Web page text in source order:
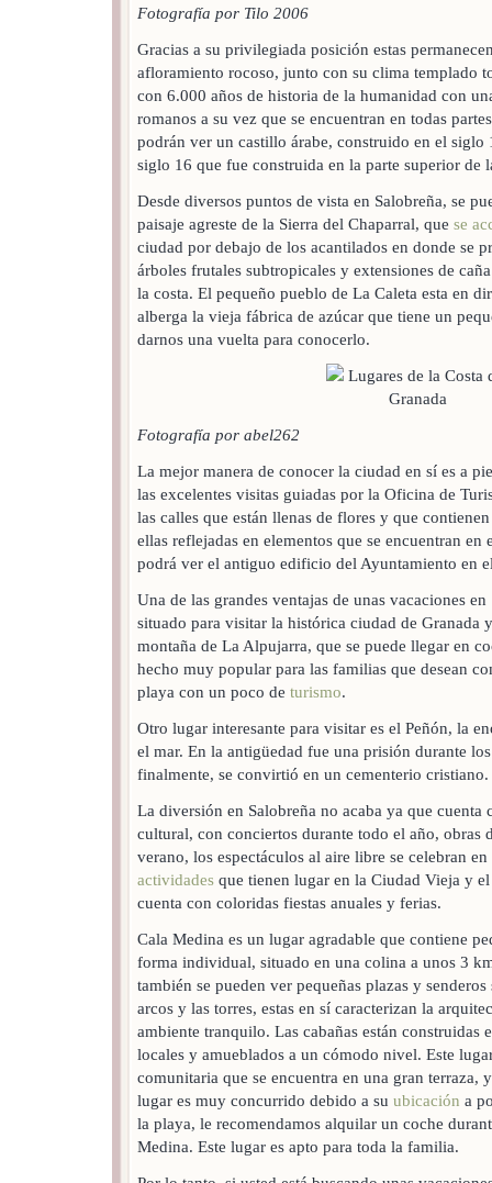
Fotografía por Tilo 2006
Gracias a su privilegiada posición estas
afloramiento rocoso, junto con su clima templado
con 6.000 años de historia de la humanidad con
romanos a su vez que se encuentran en todas
podrán ver un castillo árabe, construido en el
siglo 16 que fue construida en la parte superior de
Desde diversos puntos de vista en Salobreña, se
paisaje agreste de la Sierra del Chaparral, que se
ciudad por debajo de los acantilados en donde se
árboles frutales subtropicales y extensiones de
la costa. El pequeño pueblo de La Caleta esta en
alberga la vieja fábrica de azúcar que tiene un
darnos una vuelta para conocerlo.
Fotografía por abel262
La mejor manera de conocer la ciudad en sí es a
las excelentes visitas guiadas por la Oficina de
las calles que están llenas de flores y que
ellas reflejadas en elementos que se encuentran en
podrá ver el antiguo edificio del Ayuntamiento en
Una de las grandes ventajas de unas vacaciones
situado para visitar la histórica ciudad de Granada
montaña de La Alpujarra, que se puede llegar en
hecho muy popular para las familias que desean
playa con un poco de turismo.
Otro lugar interesante para visitar es el Peñón, la
el mar. En la antigüedad fue una prisión durante
finalmente, se convirtió en un cementerio cristiano.
La diversión en Salobreña no acaba ya que cuenta
cultural, con conciertos durante todo el año, obras
verano, los espectáculos al aire libre se celebran
actividades que tienen lugar en la Ciudad Vieja y
cuenta con coloridas fiestas anuales y ferias.
Cala Medina es un lugar agradable que contiene
forma individual, situado en una colina a unos 3
también se pueden ver pequeñas plazas y
arcos y las torres, estas en sí caracterizan la
ambiente tranquilo. Las cabañas están construidas
locales y amueblados a un cómodo nivel. Este
comunitaria que se encuentra en una gran terraza,
lugar es muy concurrido debido a su ubicación a
la playa, le recomendamos alquilar un coche
Medina. Este lugar es apto para toda la familia.